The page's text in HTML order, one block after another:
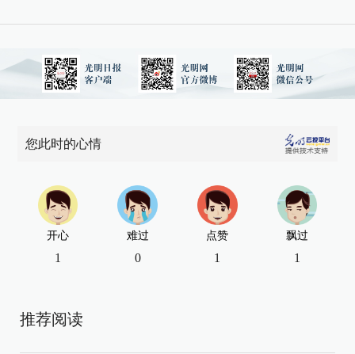
您此时的心情
开心
1
难过
0
点赞
1
飘过
1
推荐阅读